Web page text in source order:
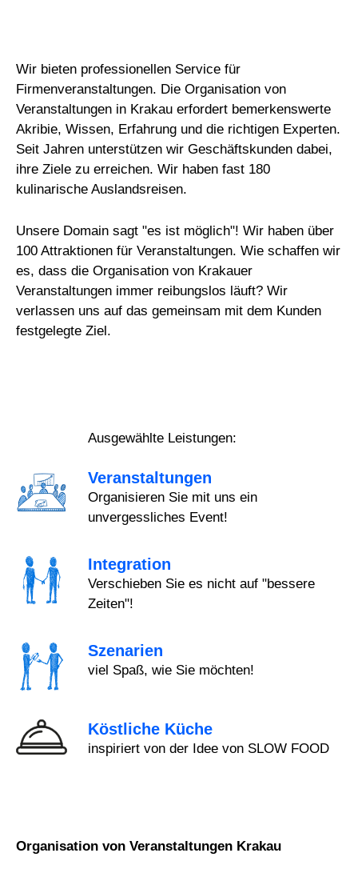
Wir bieten professionellen Service für
Firmenveranstaltungen. Die Organisation von
Veranstaltungen in Krakau erfordert bemerkenswerte
Akribie, Wissen, Erfahrung und die richtigen Experten.
Seit Jahren unterstützen wir Geschäftskunden dabei,
ihre Ziele zu erreichen. Wir haben fast 180
kulinarische Auslandsreisen.
Unsere Domain sagt "es ist möglich"! Wir haben über
100 Attraktionen für Veranstaltungen. Wie schaffen wir
es, dass die Organisation von Krakauer
Veranstaltungen immer reibungslos läuft? Wir
verlassen uns auf das gemeinsam mit dem Kunden
festgelegte Ziel.
Ausgewählte Leistungen:
Veranstaltungen
Organisieren Sie mit uns ein
unvergessliches Event!
Integration
Verschieben Sie es nicht auf "bessere
Zeiten"!
Szenarien
viel Spaß, wie Sie möchten!
Köstliche Küche
inspiriert von der Idee von SLOW FOOD
Organisation von Veranstaltungen Krakau